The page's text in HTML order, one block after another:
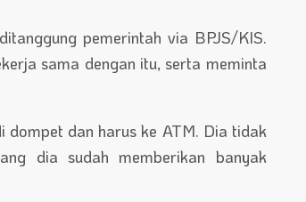
pemerintah via BPJS/KIS.
sama dengan itu, serta meminta
dompet dan harus ke ATM. Dia tidak
dia sudah memberikan banyak